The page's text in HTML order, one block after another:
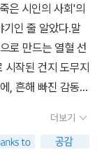
은 시인의 사회'의
기인 줄 알았다.말
로 만드는 열혈 선
시작된 건지 도무지
, 흔해 빠진 감동
발견하면 마음이
의 사회>풍이 아
더보기